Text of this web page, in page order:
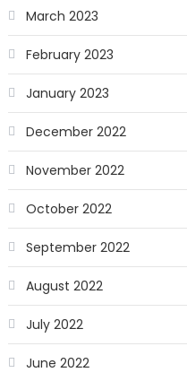
March 2023
February 2023
January 2023
December 2022
November 2022
October 2022
September 2022
August 2022
July 2022
June 2022